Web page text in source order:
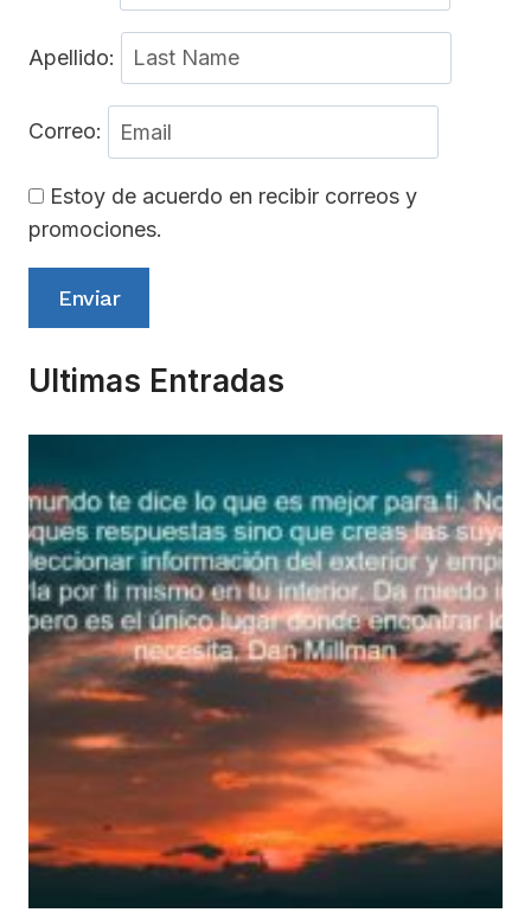
Apellido:
Correo:
Estoy de acuerdo en recibir correos y
promociones.
Enviar
Ultimas Entradas